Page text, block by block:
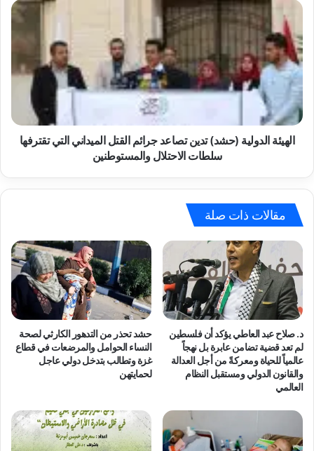
الفلسطينية
"أنهار
الديك"
بالولادة
بين
أهلها
وأسرتها.
الهيئة
الدولية
(حشد)
تدين
تصاعد
جرائم
القتل
الميداني
التي
تقترفها
والمستوطنين
الهيئة الدولية (حشد) تدين تصاعد جرائم القتل الميداني التي تقترفها
سلطات الاحتلال والمستوطنين
مقالات ذات صلة
د. صلاح عبد العاطي يؤكد أن فلسطين
لم تعد قضية تضامن عابرة بل نهجاً
عالمياً للحياة ومعركةً من أجل العدالة
والقانون الدولي ومستقبل النظام
العالمي
حشد تحذر من التدهور الكارثي لصحة
النساء الحوامل والمرضعات في قطاع
غزة وتطالب بتدخل دولي عاجل
لحمايتهن